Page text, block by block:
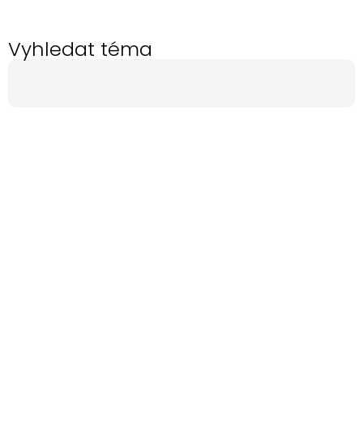
Vyhledat téma